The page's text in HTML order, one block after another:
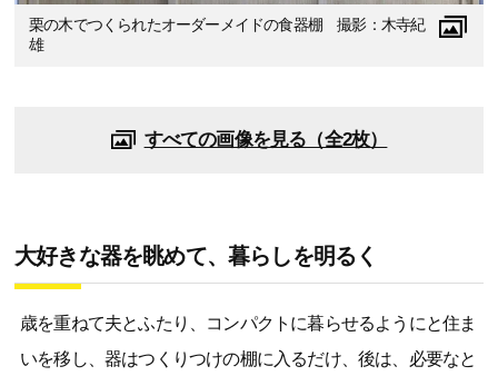
栗の木でつくられたオーダーメイドの食器棚 撮影：木寺紀
雄
すべての画像を見る（全2枚）
大好きな器を眺めて、暮らしを明るく
歳を重ねて夫とふたり、コンパクトに暮らせるようにと住ま
いを移し、器はつくりつけの棚に入るだけ、後は、必要なと